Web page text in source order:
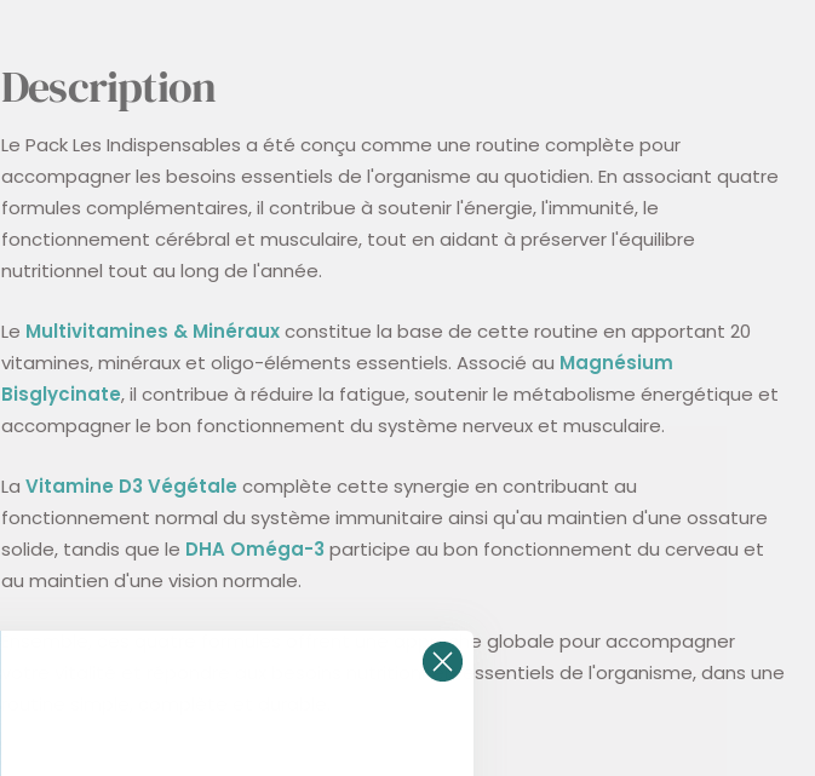
Description
Le Pack Les Indispensables a été conçu comme une routine complète pour
accompagner les besoins essentiels de l'organisme au quotidien. En associant quatre
formules complémentaires, il contribue à soutenir l'énergie, l'immunité, le
fonctionnement cérébral et musculaire, tout en aidant à préserver l'équilibre
nutritionnel tout au long de l'année.
Le Multivitamines & Minérauxconstitue la base de cette routine en apportant 20
vitamines, minéraux et oligo-éléments essentiels. Associé au Magnésium
Bisglycinate, il contribue à réduire la fatigue, soutenir le métabolisme énergétique et
accompagner le bon fonctionnement du système nerveux et musculaire.
La Vitamine D3 Végétale complète cette synergie en contribuant au
fonctionnement normal du système immunitaire ainsi qu'au maintien d'une ossature
solide, tandis que le DHA Oméga-3 participe au bon fonctionnement du cerveau et
au maintien d'une vision normale.
Ensemble, ces quatre formules offrent une approche globale pour accompagner
votre vitalité et répondre aux besoins nutritionnels essentiels de l'organisme, dans une